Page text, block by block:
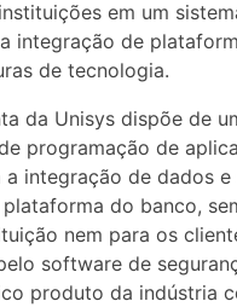
em um
integração de
de tecnologia.
da Unisys dispõe de
programação de
integração de dados e
do banco,
nem para os
software de
produto da indústria